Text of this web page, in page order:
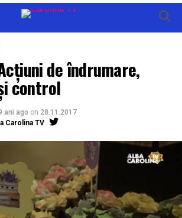
de îndrumare,
control
ani ago on 28.11.2017
Carolina TV